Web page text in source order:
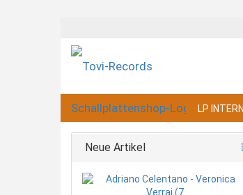
LP
Neue Artikel